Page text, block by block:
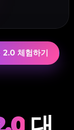
체험하기